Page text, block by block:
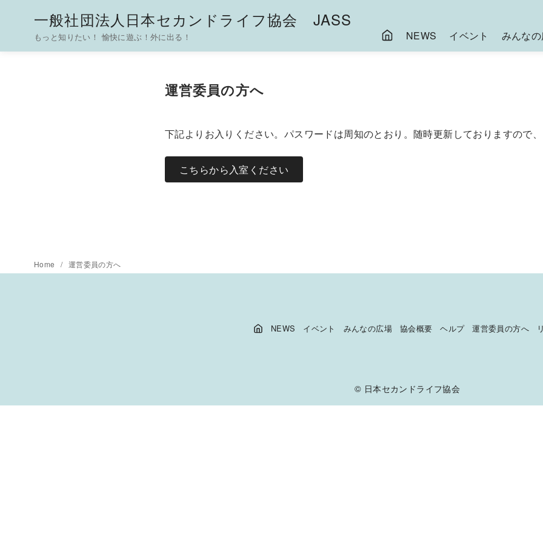
一般社団法人日本セカンドライフ協会 JASS
もっと知りたい！ 愉快に遊ぶ！外に出る！ NEWS イベント みんな
運営委員の方へ
下記よりお入りください。パスワードは周知のとおり。随時更新しておりますので
こちらから入室ください
Home 運営委員の方へ
NEWS イベント みんなの広場 協会概要 ヘルプ 運営委員の方へ
© 日本セカンドライフ協会